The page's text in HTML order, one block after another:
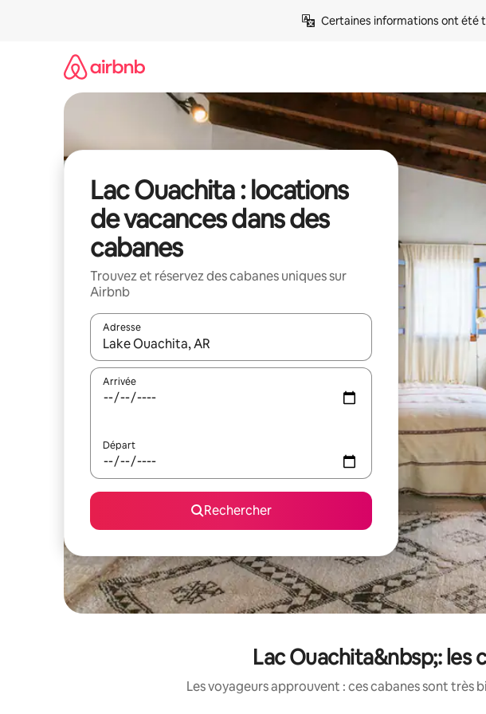
Certaines informations ont
Lac Ouachita : locations
de vacances dans des
cabanes
Trouvez et réservez des cabanes uniques sur
Airbnb
Adresse
Lorsque les résultats s'affichent, utilisez les flèches vers le haut et vers le
Arrivée
Départ
Rechercher
Lac Ouachita&nbsp;: les
Les voyageurs approuvent : ces cabanes sont